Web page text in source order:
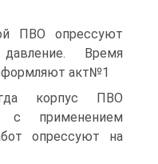
ПВО опрессуют
Время
акт№1
корпус ПВО
с применением
опрессуют на